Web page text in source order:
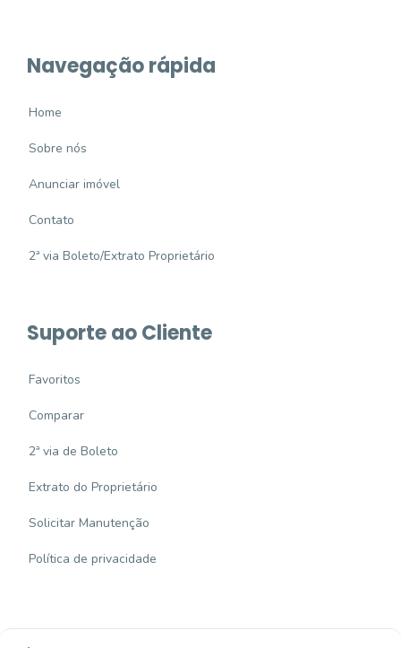
Navegação rápida
Home
Sobre nós
Anunciar imóvel
Contato
2ª via Boleto/Extrato Proprietário
Suporte ao Cliente
Favoritos
Comparar
2ª via de Boleto
Extrato do Proprietário
Solicitar Manutenção
Política de privacidade